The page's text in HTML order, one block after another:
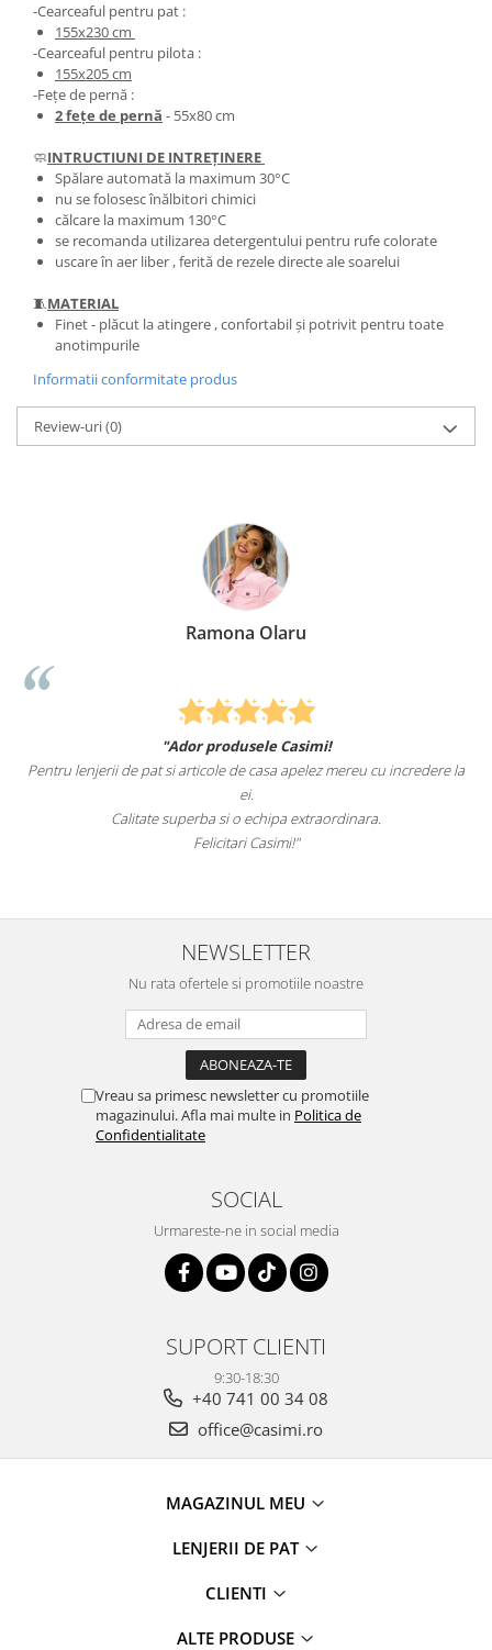
-Cearceaful pentru pat :
155x230 cm
-Cearceaful pentru pilota :
155x205 cm
-Fețe de pernă :
2 fețe de pernă - 55x80 cm
🧼INTRUCTIUNI DE INTREȚINERE
Spălare automată la maximum 30°C
nu se folosesc înălbitori chimici
călcare la maximum 130°C
se recomanda utilizarea detergentului pentru rufe colorate
uscare în aer liber , ferită de rezele directe ale soarelui
🧵MATERIAL
Finet - plăcut la atingere , confortabil și potrivit pentru toate
anotimpurile
Informatii conformitate produs
Review-uri(0)
Ramona Olaru
"Ador produsele Casimi!
Pentru lenjerii de pat si articole de casa apelez mereu cu incredere la
ei.
Calitate superba si o echipa extraordinara.
Felicitari Casimi!"
NEWSLETTER
Nu rata ofertele si promotiile noastre
Vreau sa primesc newsletter cu promotiile
magazinului. Afla mai multe in Politica de
Confidentialitate
SOCIAL
Urmareste-ne in social media
SUPORT CLIENTI
9:30-18:30
+40 741 00 34 08
office@casimi.ro
MAGAZINUL MEU
LENJERII DE PAT
CLIENTI
ALTE PRODUSE